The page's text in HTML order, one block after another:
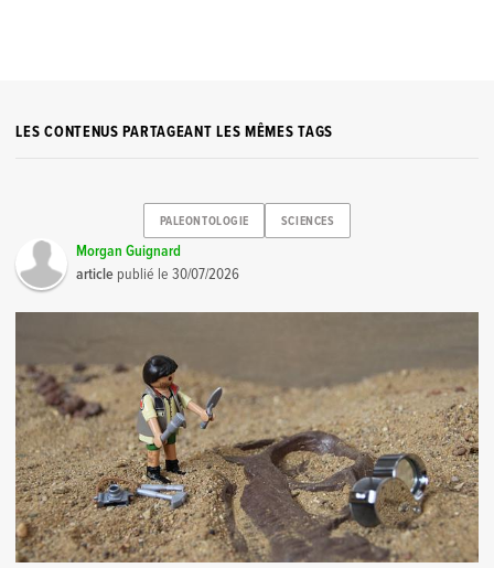
LES CONTENUS PARTAGEANT LES MÊMES TAGS
PALEONTOLOGIE SCIENCES
Morgan Guignard
article publié le30/07/2026